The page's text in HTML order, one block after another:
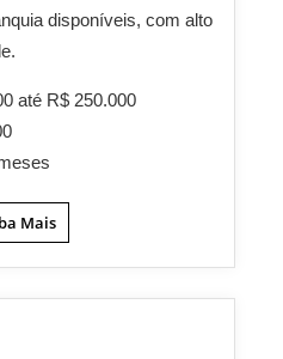
disponíveis, com alto
até R$ 250.000
Mais